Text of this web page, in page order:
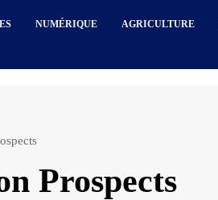
NUMÉRIQUE AGRICULTURE
Prospects